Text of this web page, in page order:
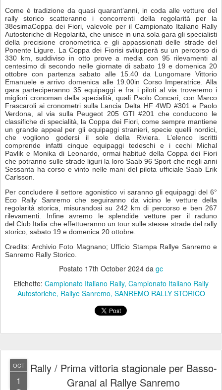
Come è tradizione da quasi quarant’anni, in coda alle vetture del
rally storico scatteranno i concorrenti della regolarità per la
38esimaCoppa dei Fiori, valevole per il Campionato Italiano Rally
Autostoriche di Regolarità, che unisce in una sola gara gli specialisti
della precisione cronometrica e gli appassionati delle strade del
Ponente Ligure. La Coppa dei Fiorisi svilupperà su un percorso di
330 km, suddiviso in otto prove a media con 95 rilevamenti al
centesimo di secondo nelle giornate di sabato 19 e domenica 20
ottobre con partenzasabato alle 15.40da Lungomare Vittorio
Emanuele e arrivo domenica alle 19.00in Corso Imperatrice. Alla
gara parteciperanno 35 equipaggi e fra i piloti al via troveremo i
migliori cronoman della specialità, quali Paolo Concari, con Marco
Frascaroli ai cronometri sulla Lancia Delta HF 4WD #301 e Paolo
Verdona, al via sulla Peugeot 205 GTI #201 che conducono le
classifiche di specialità, la Coppa dei Fiori, come sempre mantiene
un grande appeal per gli equipaggi stranieri, specie quelli nordici,
che vogliono godersi il sole della Riviera. L’elenco iscritti
comprende infatti cinque equipaggi tedeschi e i cechi Michal
Pavlik e Monika di Leonardo, ormai habitué della Coppa dei Fiori
che potranno sulle strade liguri la loro Saab 96 Sport che negli anni
Sessanta ha corso e vinto nelle mani del pilota ufficiale Saab Erik
Carlsson.
Per concludere il settore agonistico vi saranno gli equipaggi del 6°
Eco Rally Sanremo che seguiranno da vicino le vetture della
regolarità storica, misurandosi su 242 km di percorso e ben 267
rilevamenti. Infine avremo le splendide vetture per il raduno
del Club Italia che effettueranno un tour sulle stesse strade del rally
storico, sabato 19 e domenica 20 ottobre
Credits: Archivio Foto Magnano; Ufficio Stampa Rallye Sanremo e
Sanremo Rally Storico.
Postato 17th October 2024 da gc
Etichette: Campionato Italiano Rally Campionato Italiano Rally
Autostoriche Rallye Sanremo SANREMO RALLY STORICO
OCT
1
Rally / Prima vittoria stagionale per Basso-
Granai al Rallye Sanremo